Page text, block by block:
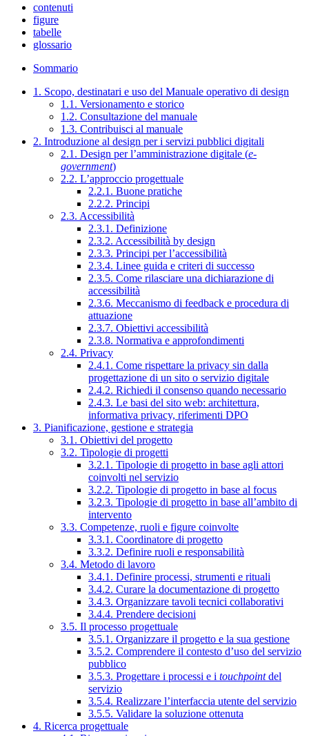
contenuti
figure
tabelle
glossario
Sommario
1. Scopo, destinatari e uso del Manuale operativo di design
1.1. Versionamento e storico
1.2. Consultazione del manuale
1.3. Contribuisci al manuale
2. Introduzione al design per i servizi pubblici digitali
2.1. Design per l’amministrazione digitale (e-
government)
2.2. L’approccio progettuale
2.2.1. Buone pratiche
2.2.2. Principi
2.3. Accessibilità
2.3.1. Definizione
2.3.2. Accessibilità by design
2.3.3. Principi per l’accessibilità
2.3.4. Linee guida e criteri di successo
2.3.5. Come rilasciare una dichiarazione di
accessibilità
2.3.6. Meccanismo di feedback e procedura di
attuazione
2.3.7. Obiettivi accessibilità
2.3.8. Normativa e approfondimenti
2.4. Privacy
2.4.1. Come rispettare la privacy sin dalla
progettazione di un sito o servizio digitale
2.4.2. Richiedi il consenso quando necessario
2.4.3. Le basi del sito web: architettura,
informativa privacy, riferimenti DPO
3. Pianificazione, gestione e strategia
3.1. Obiettivi del progetto
3.2. Tipologie di progetti
3.2.1. Tipologie di progetto in base agli attori
coinvolti nel servizio
3.2.2. Tipologie di progetto in base al focus
3.2.3. Tipologie di progetto in base all’ambito di
intervento
3.3. Competenze, ruoli e figure coinvolte
3.3.1. Coordinatore di progetto
3.3.2. Definire ruoli e responsabilità
3.4. Metodo di lavoro
3.4.1. Definire processi, strumenti e rituali
3.4.2. Curare la documentazione di progetto
3.4.3. Organizzare tavoli tecnici collaborativi
3.4.4. Prendere decisioni
3.5. Il processo progettuale
3.5.1. Organizzare il progetto e la sua gestione
3.5.2. Comprendere il contesto d’uso del servizio
pubblico
3.5.3. Progettare i processi e i touchpointdel
servizio
3.5.4. Realizzare l’interfaccia utente del servizio
3.5.5. Validare la soluzione ottenuta
4. Ricerca progettuale